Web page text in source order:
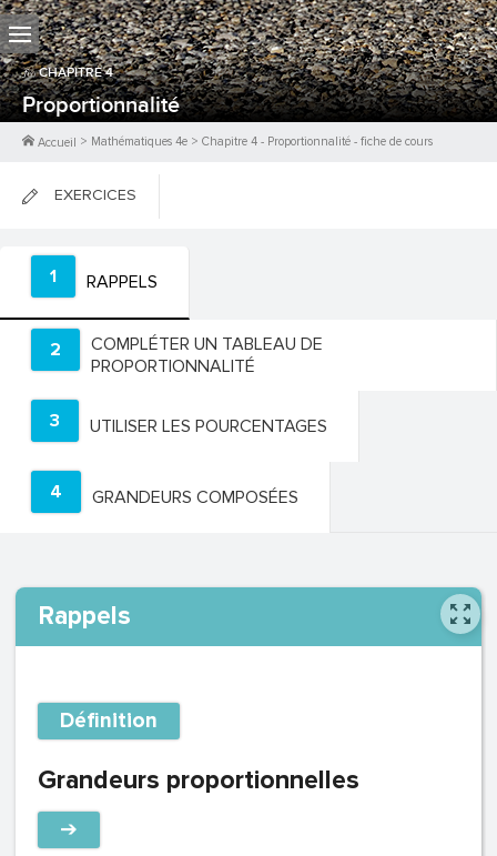
CHAPITRE4
Proportionnalité
Accueil > Mathématiques 4e > Chapitre 4 - Proportionnalité - fiche de cours
EXERCICES
FICHES DE COURS
1 RAPPELS
2
COMPLÉTER UN TABLEAU DE
PROPORTIONNALITÉ
3 UTILISER LES POURCENTAGES
4 GRANDEURS COMPOSÉES
Rappels
Définition
Grandeurs proportionnelles
➔